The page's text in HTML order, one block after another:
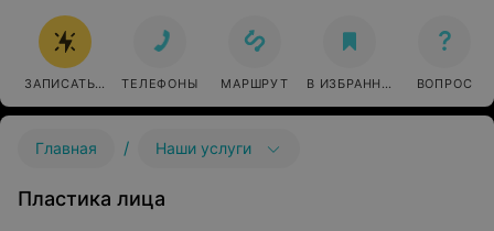
ЗАПИСАТЬСЯ ОНЛАЙН
ТЕЛЕФОНЫ МАРШРУТ В ИЗБРАННОЕ ВОПРОС
Главная / Наши услуги
Пластика лица